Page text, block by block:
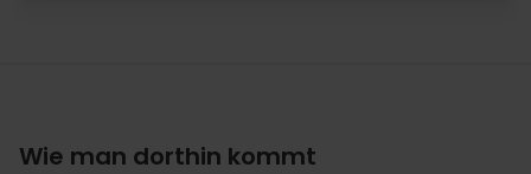
Wie man dorthin kommt